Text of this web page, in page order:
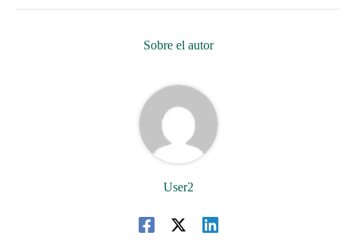
Sobre el autor
User2